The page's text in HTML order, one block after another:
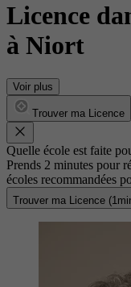
Licence
à Niort
Voir plus
Trouver ma Licence
Quelle école est faite
Prends 2 minutes pour
écoles recommandées
Trouver ma Licence